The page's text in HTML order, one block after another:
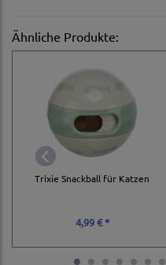
Ähnliche Produkte:
Trixie Snackball für Katzen
4,99 € *